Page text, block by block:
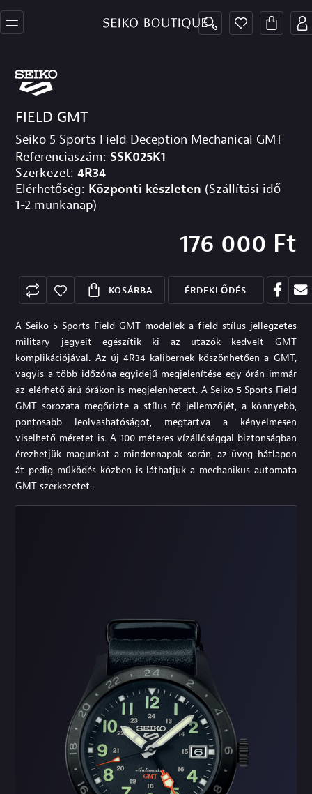
FIELD GMT
Seiko 5 Sports Field Deception Mechanical GMT
Referenciaszám: SSK025K1
Szerkezet: 4R34
Elérhetőség: Központi készleten (Szállítási idő
1-2 munkanap)
176 000 Ft
KOSÁRBA ÉRDEKLŐDÉS
A Seiko 5 Sports Field GMT modellek a field stílus jellegzetes
military jegyeit egészítik ki az utazók kedvelt GMT
komplikációjával. Az új 4R34 kalibernek köszönhetően a GMT,
vagyis a több időzóna egyidejű megjelenítése egy órán immár
az elérhető árú órákon is megjelenhetett. A Seiko 5 Sports Field
GMT sorozata megőrizte a stílus fő jellemzőjét, a könnyebb,
pontosabb leolvashatóságot, megtartva a kényelmesen
viselhető méretet is. A 100 méteres vízállósággal biztonságban
érezhetjük magunkat a mindennapok során, az üveg hátlapon
át pedig működés közben is láthatjuk a mechanikus automata
GMT szerkezetet.